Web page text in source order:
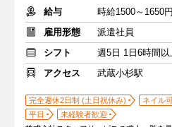
給与
時給1500～1650
雇用形態
派遣社員
シフト
週5日 1日6時間以
アクセス
武蔵小杉駅
完全週休2日制 (土日祝休み) ネイル
平日
未経験者歓迎